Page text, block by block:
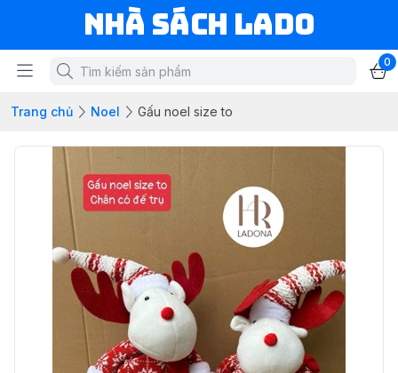
NHÀ SÁCH LADO
0
Trang chủ Noel Gấu noel size to